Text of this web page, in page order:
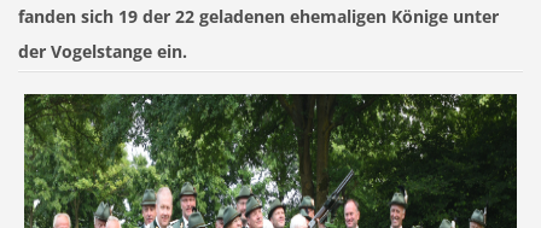
fanden sich 19 der 22 geladenen ehemaligen Könige unter
der Vogelstange ein.